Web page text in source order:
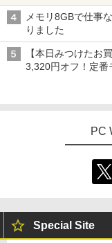
メモリ8GBで仕事
りました
【本日みつけたお
3,320円オフ！定番
PC
Special Site